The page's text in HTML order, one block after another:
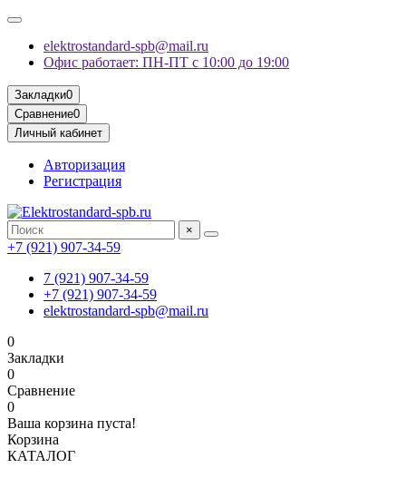
elektrostandard-spb@mail.ru
Офис работает: ПН-ПТ с 10:00 до 19:00
Закладки0
Сравнение0
Личный кабинет
Авторизация
Регистрация
×
+7 (921) 907-34-59
7 (921) 907-34-59
+7 (921) 907-34-59
elektrostandard-spb@mail.ru
0
Закладки
0
Сравнение
0
Ваша корзина пуста!
Корзина
КАТАЛОГ